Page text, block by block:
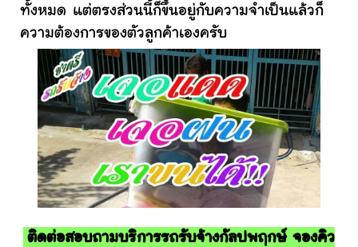
ทั้งหมด แต่ตรงส่วนนี้ก็ขึ้นอยู่กับความจำเป็นแล้วก็
ความต้องการของตัวลูกค้าเองครับ
ติดต่อสอบถามบริการรถรับจ้างกัลปพฤกษ์ จองคิว